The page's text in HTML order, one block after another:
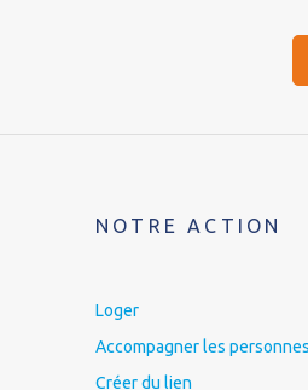
NOTRE ACTION
Loger
Accompagner les
Créer du lien